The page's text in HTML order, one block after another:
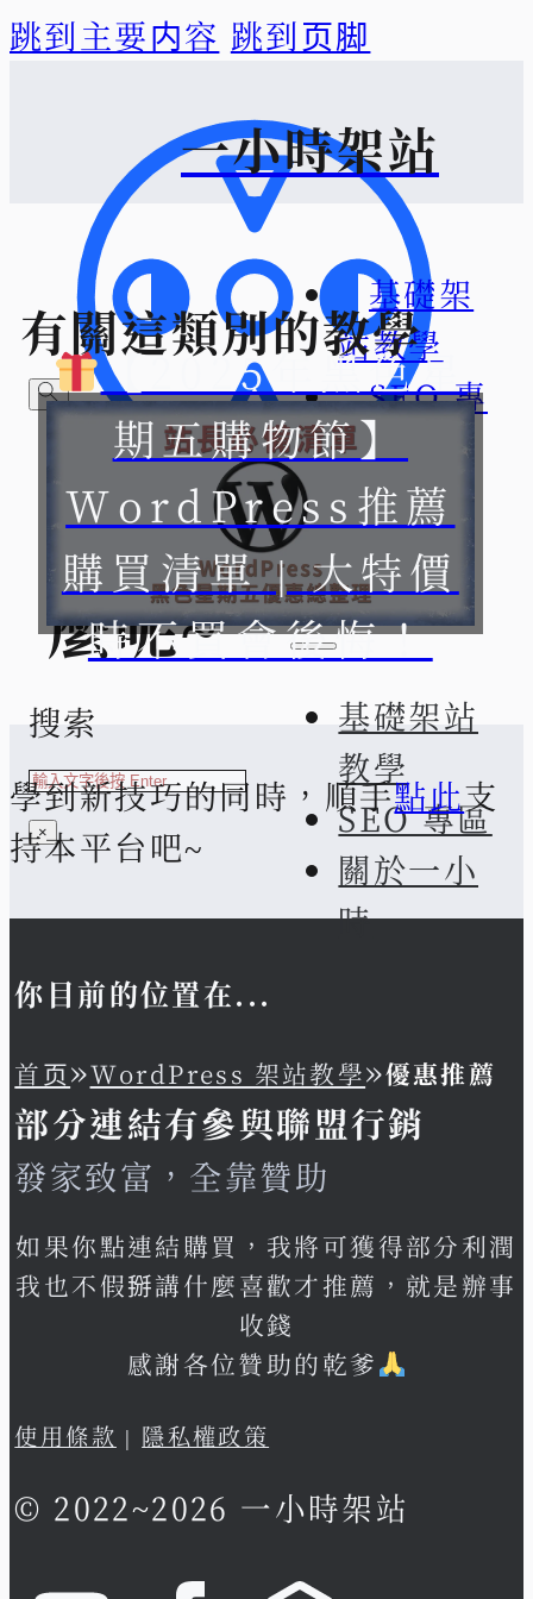
跳到主要内容 跳到页脚
一小時架站
基礎架
站教學
SEO 專
區
關於一
小時
基礎架站
教學
SEO 專區
關於一小
時
想找什
麼呢~
搜索
×
有關這類別的教學
【2025年黑色星
期五購物節】
WordPress推薦
購買清單 | 大特價
時不買會後悔！
學到新技巧的同時，順手點此支
持本平台吧~
你目前的位置在...
首页»WordPress 架站教學»優惠推薦
部分連結有參與聯盟行銷
發家致富，全靠贊助
如果你點連結購買，我將可獲得部分利潤
我也不假掰講什麼喜歡才推薦，就是辦事
收錢
感謝各位贊助的乾爹
使用條款 | 隱私權政策
© 2022~2026 一小時架站